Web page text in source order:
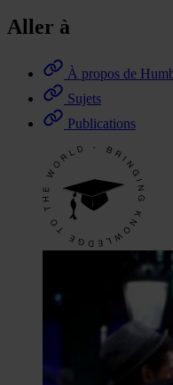
Aller à
À propos de
Sujets
Publications